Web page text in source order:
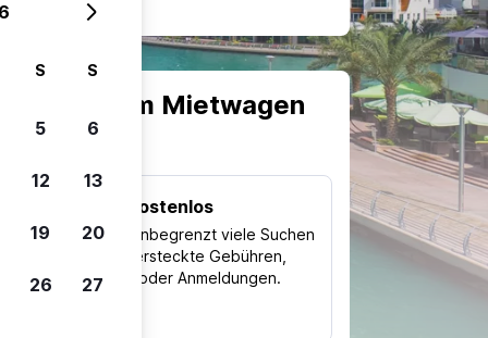
um Mietwagen
Kostenlos
Nutze unbegrenzt viele Suchen
ohne versteckte Gebühren,
Kosten oder Anmeldungen.
S S
5 6
12 13
19 20
26 27